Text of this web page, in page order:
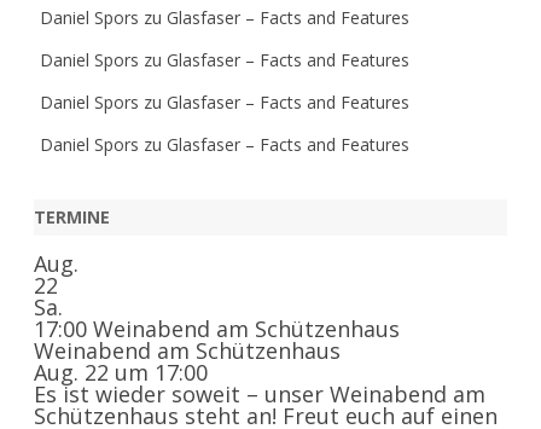
Daniel Spors zu Glasfaser – Facts and Features
Daniel Spors zu Glasfaser – Facts and Features
Daniel Spors zu Glasfaser – Facts and Features
Daniel Spors zu Glasfaser – Facts and Features
TERMINE
Aug.
22
Sa.
17:00 Weinabend am Schützenhaus
Weinabend am Schützenhaus
Aug. 22 um 17:00
Es ist wieder soweit – unser Weinabend am
Schützenhaus steht an! Freut euch auf einen